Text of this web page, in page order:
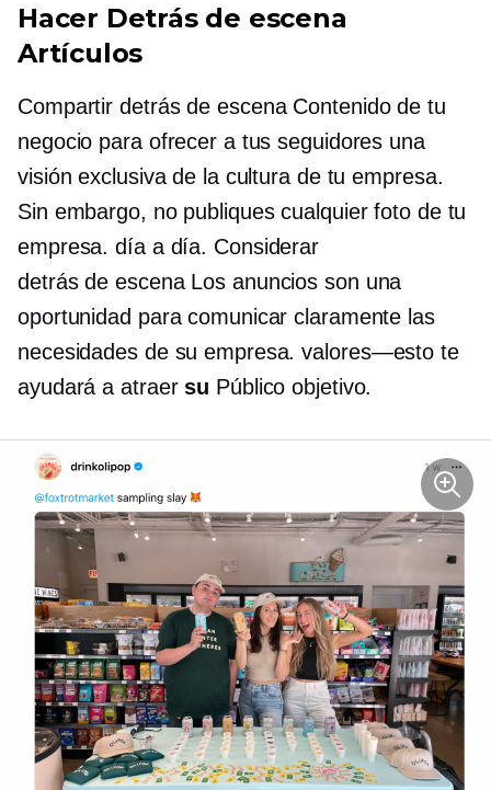
Hacer Detrás de escena
Artículos
Compartirdetrás de escenaContenido de tu
negocio para ofrecer a tus seguidores una
visión exclusiva de la cultura de tu empresa.
Sin embargo, no publiques cualquier foto de tu
empresa.día a día. Considerar
detrás de escenaLos anuncios son una
oportunidad para comunicar claramente las
necesidades de su empresa.valores—esto te
ayudará a atraersu Público objetivo.